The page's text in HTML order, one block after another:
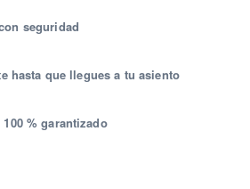
seguridad
hasta que llegues a tu asiento
% garantizado